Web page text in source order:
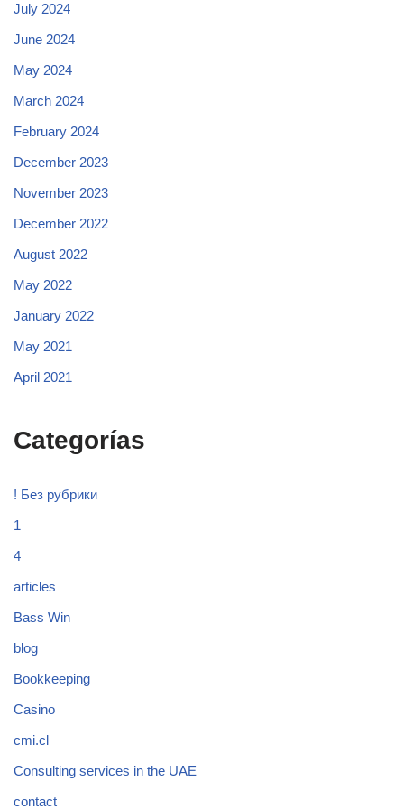
July 2024
June 2024
May 2024
March 2024
February 2024
December 2023
November 2023
December 2022
August 2022
May 2022
January 2022
May 2021
April 2021
Categorías
! Без рубрики
1
4
articles
Bass Win
blog
Bookkeeping
Casino
cmi.cl
Consulting services in the UAE
contact